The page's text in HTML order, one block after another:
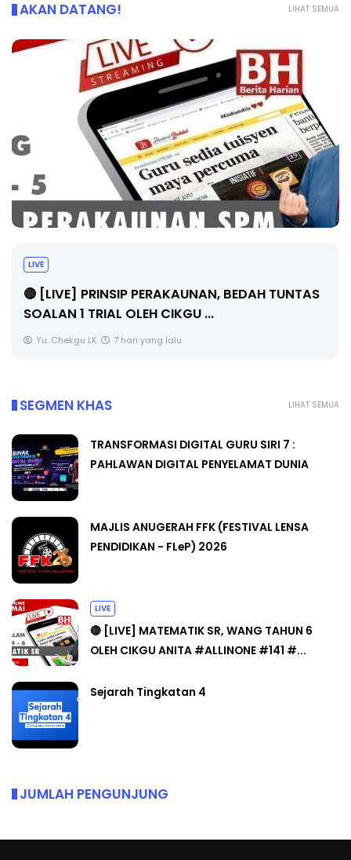
LIHAT SEMUA
AKAN DATANG!
TUNTAS
PENGARAH PENDIDIKAN MALAYSIA
Unknown 9 hari yang lalu
LIHAT SEMUA
SEGMEN KHAS
TRANSFORMASI DIGITAL GURU SIRI 7 :
PAHLAWAN DIGITAL PENYELAMAT DUNIA
MAJLIS ANUGERAH FFK (FESTIVAL LENSA
PENDIDIKAN - FLeP) 2026
LIVE
🔴 [LIVE] MATEMATIK SR, WANG TAHUN 6
OLEH CIKGU ANITA #ALLINONE #141 #...
Sejarah Tingkatan 4
JUMLAH PENGUNJUNG